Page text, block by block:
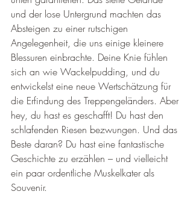
und der lose Untergrund machten das
Absteigen zu einer rutschigen
Angelegenheit, die uns einige kleinere
Blessuren einbrachte. Deine Knie fühlen
sich an wie Wackelpudding, und du
entwickelst eine neue Wertschätzung für
die Erfindung des Treppengeländers. Aber
hey, du hast es geschafft! Du hast den
schlafenden Riesen bezwungen. Und das
Beste daran? Du hast eine fantastische
Geschichte zu erzählen – und vielleicht
ein paar ordentliche Muskelkater als
Souvenir.